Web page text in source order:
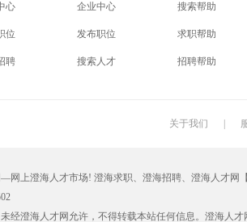
心
位
聘
企业中心
发布职位
搜索人才
搜索帮助
求职帮助
招聘帮助
关于我们
网上澄海人才市场! 澄海求职、澄海招聘、澄海人才网
经澄海人才网允许，不得转载本站任何信息。澄海人